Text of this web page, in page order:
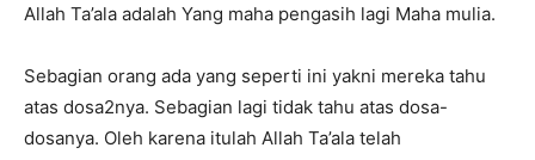
Allah Ta’ala adalah Yang maha pengasih lagi Maha mulia.
Sebagian orang ada yang seperti ini yakni mereka tahu
atas dosa2nya. Sebagian lagi tidak tahu atas dosa-
dosanya. Oleh karena itulah Allah Ta’ala telah